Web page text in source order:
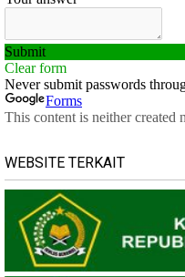
WEBSITE TERKAIT